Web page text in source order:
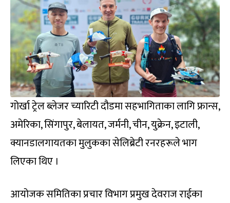
गोर्खा ट्रेल ब्लेजर च्यारिटी दौडमा सहभागिताका लागि फ्रान्स,
अमेरिका, सिंगापुर, बेलायत, जर्मनी, चीन, युक्रेन, इटाली,
क्यानडालगायतका मुलुकका सेलिब्रेटी रनरहरूले भाग
लिएका थिए ।
आयोजक समितिका प्रचार विभाग प्रमुख देवराज राईका